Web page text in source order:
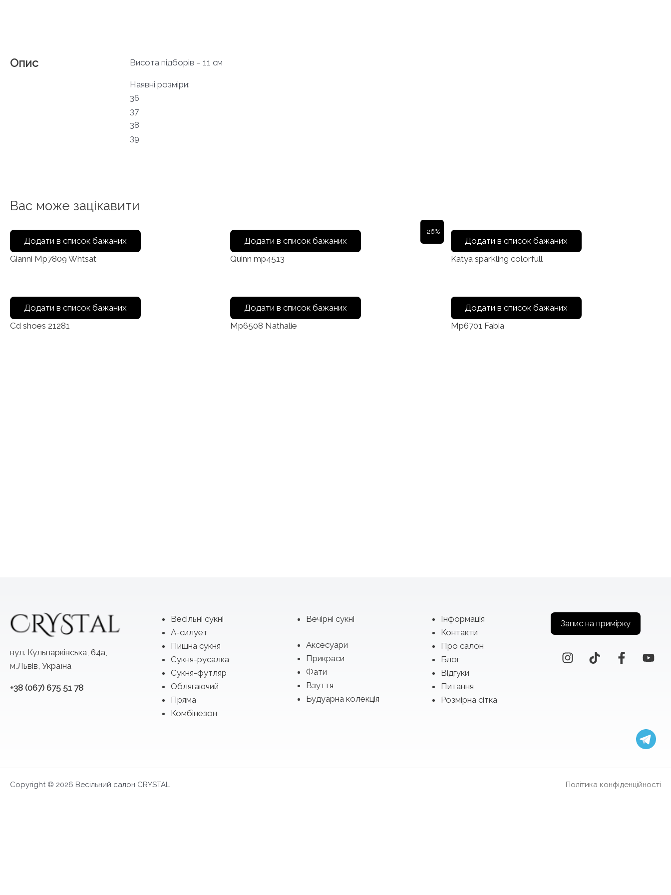
Опис Висота підборів – 11 см
Наявні розміри:
36
37
38
39
Вас може зацікавити
Додати в список бажаних
Gianni Mp7809 Whtsat
-26%
Додати в список бажаних
Quinn mp4513
Додати в список бажаних
Katya sparkling colorfull
Додати в список бажаних
Cd shoes 21281
Додати в список бажаних
Mp6508 Nathalie
Додати в список бажаних
Mp6701 Fabia
вул. Кульпарківська, 64а,
м.Львів, Україна
+38 (067) 675 51 78
Весільні сукні
А-силует
Пишна сукня
Сукня-русалка
Сукня-футляр
Облягаючий
Пряма
Комбінезон
Вечірні сукні
Аксесуари
Прикраси
Фати
Взуття
Будуарна колекція
Інформація
Контакти
Про салон
Блог
Відгуки
Питання
Розмірна сітка
Запис на примірку
Copyright © 2026 Весільний салон CRYSTAL Політика конфіденційності